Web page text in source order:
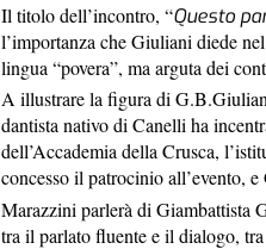
Il titolo dell’incontro, “Questo
l’importanza che Giuliani diede
lingua “povera”, ma arguta dei
A illustrare la figura di
dantista nativo di Canelli ha
dell’Accademia della Crusca,
concesso il patrocinio all’evento,
Marazzini parlerà di Giambattista
tra il parlato fluente e il dialogo,